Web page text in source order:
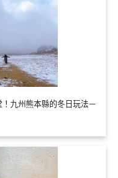
九州熊本縣的冬日玩法－